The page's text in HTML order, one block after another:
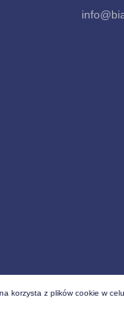
korzysta z plików cookie w